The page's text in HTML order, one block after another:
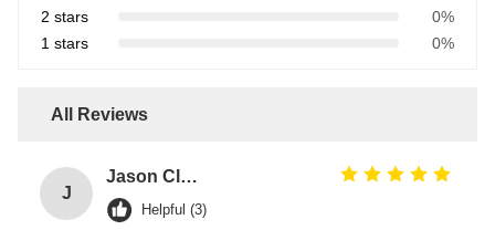
2 stars
0%
1 stars
0%
All Reviews
J
Jason Clark
Helpful (3)